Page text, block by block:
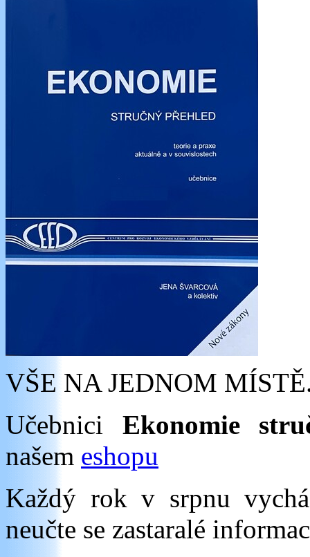
VŠE NA JEDNOM
Učebnici Ekonomie
našem eshopu
Každý rok v srpnu
neučte se zastaralé